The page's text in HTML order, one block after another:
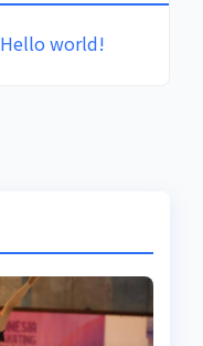
Hello world!